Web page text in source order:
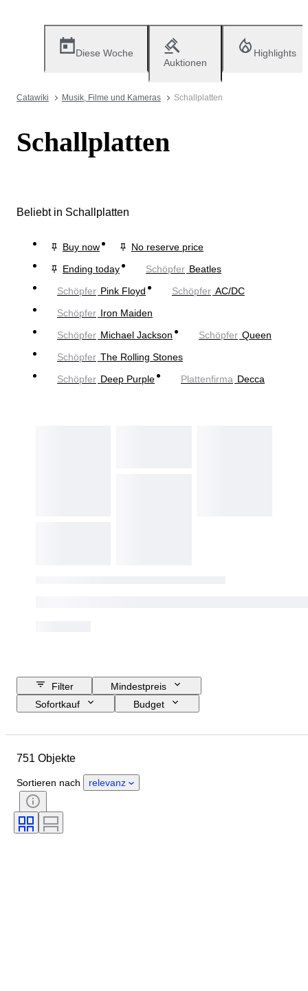
Diese Woche
Auktionen
Highlights
Catawiki Musik, Filme und Kameras Schallplatten
Schallplatten
Beliebt in Schallplatten
Buy now
No reserve price
Ending today
Schöpfer Beatles
Schöpfer Pink Floyd Schöpfer AC/DC
Schöpfer Iron Maiden
Schöpfer Michael Jackson Schöpfer Queen
Schöpfer The Rolling Stones
Schöpfer Deep Purple Plattenfirma Decca
Filter
Mindestpreis
Sofortkauf
Budget
Zustand
Stil
Unterschrift
Genre
Farbe
Musik-Memorabilien-Typ
751 Objekte
Sortieren nach relevanz